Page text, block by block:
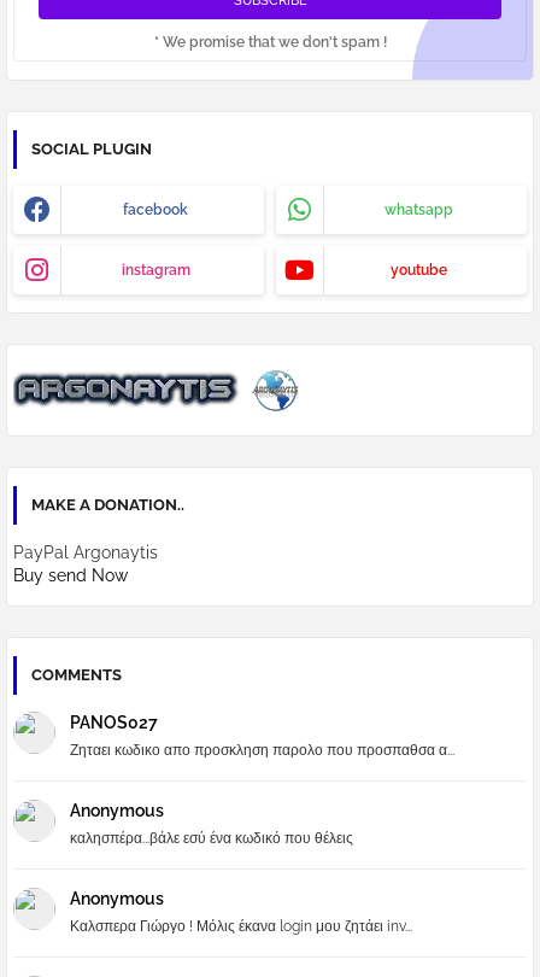
* We promise that we don't spam !
SOCIAL PLUGIN
facebook whatsapp
instagram youtube
MAKE A DONATION..
PayPal Argonaytis
Buy send Now
COMMENTS
PANOS027
Ζηταει κωδικο απο προσκληση παρολο που προσπαθσα α...
Anonymous
καλησπέρα...βάλε εσύ ένα κωδικό που θέλεις
Anonymous
Καλσπερα Γιώργο ! Μόλις έκανα login μου ζητάει inv...